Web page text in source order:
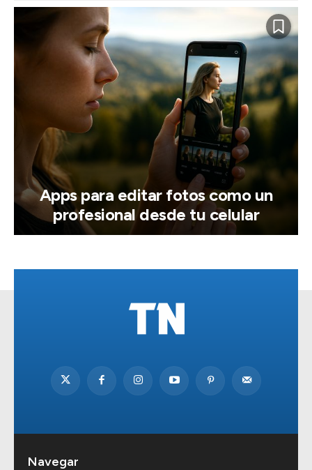
Apps para editar fotos como un
profesional desde tu celular
Navegar